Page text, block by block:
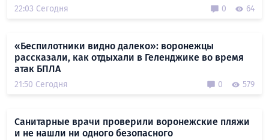
22:03 Сегодня 0 64
«Беспилотники видно далеко»: воронежцы
рассказали, как отдыхали в Геленджике во время
атак БПЛА
21:50 Сегодня 0 579
Санитарные врачи проверили воронежские пляжи
и не нашли ни одного безопасного